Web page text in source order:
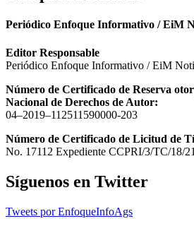
Periódico Enfoque Informativo / EiM
Editor Responsable
Periódico Enfoque Informativo / EiM
Número de Certificado de Reserva
Nacional de Derechos de Autor:
04–2019–112511590000-203
Número de Certificado de Licitud de
No. 17112 Expediente CCPRI/3/TC/18/
Síguenos en Twitter
Tweets por EnfoqueInfoAgs